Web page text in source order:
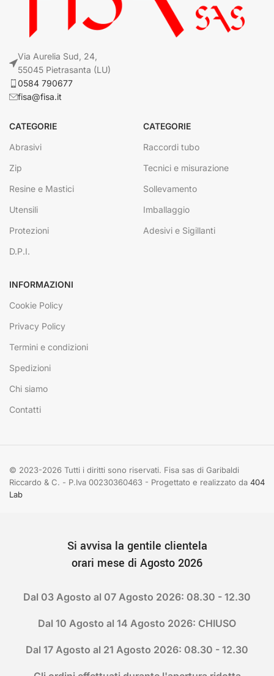
Via Aurelia Sud, 24,
55045 Pietrasanta (LU)
0584 790677
fisa@fisa.it
CATEGORIE
Abrasivi
Zip
Resine e Mastici
Utensili
Protezioni
D.P.I.
CATEGORIE
Raccordi tubo
Tecnici e misurazione
Sollevamento
Imballaggio
Adesivi e Sigillanti
INFORMAZIONI
Cookie Policy
Privacy Policy
Termini e condizioni
Spedizioni
Chi siamo
Contatti
© 2023-2026 Tutti i diritti sono riservati. Fisa sas di Garibaldi
Riccardo & C. - P.Iva 00230360463 - Progettato e realizzato da 404
Lab
Si avvisa la gentile clientela
orari mese di Agosto 2026
Dal 03 Agosto al 07 Agosto 2026: 08.30 - 12.30
Dal 10 Agosto al 14 Agosto 2026: CHIUSO
Dal 17 Agosto al 21 Agosto 2026: 08.30 - 12.30